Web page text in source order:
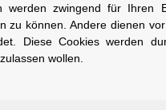
Trekking-Touren Wert auf
werden zwingend für Ihren
zu können. Andere dienen
Diese Cookies werden
wollen.